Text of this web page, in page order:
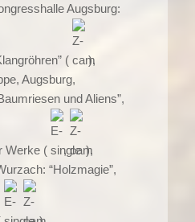
Augsburg:
(
),
Augsburg,
und Aliens”,
Werke ( ,
),
“Holzmagie”,